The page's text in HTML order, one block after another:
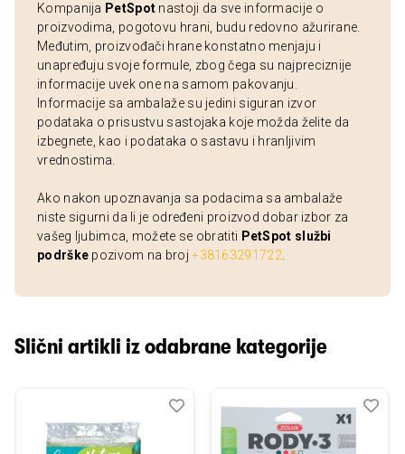
Kompanija PetSpot nastoji da sve informacije o
proizvodima, pogotovu hrani, budu redovno ažurirane.
Međutim, proizvođači hrane konstatno menjaju i
unapređuju svoje formule, zbog čega su najpreciznije
informacije uvek one na samom pakovanju.
Informacije sa ambalaže su jedini siguran izvor
podataka o prisustvu sastojaka koje možda želite da
izbegnete, kao i podataka o sastavu i hranljivim
vrednostima.
Ako nakon upoznavanja sa podacima sa ambalaže
niste sigurni da li je određeni proizvod dobar izbor za
vašeg ljubimca, možete se obratiti PetSpot službi
podrške pozivom na broj+38163291722
Slični artikli iz odabrane kategorije
Dodaj
Uporedi